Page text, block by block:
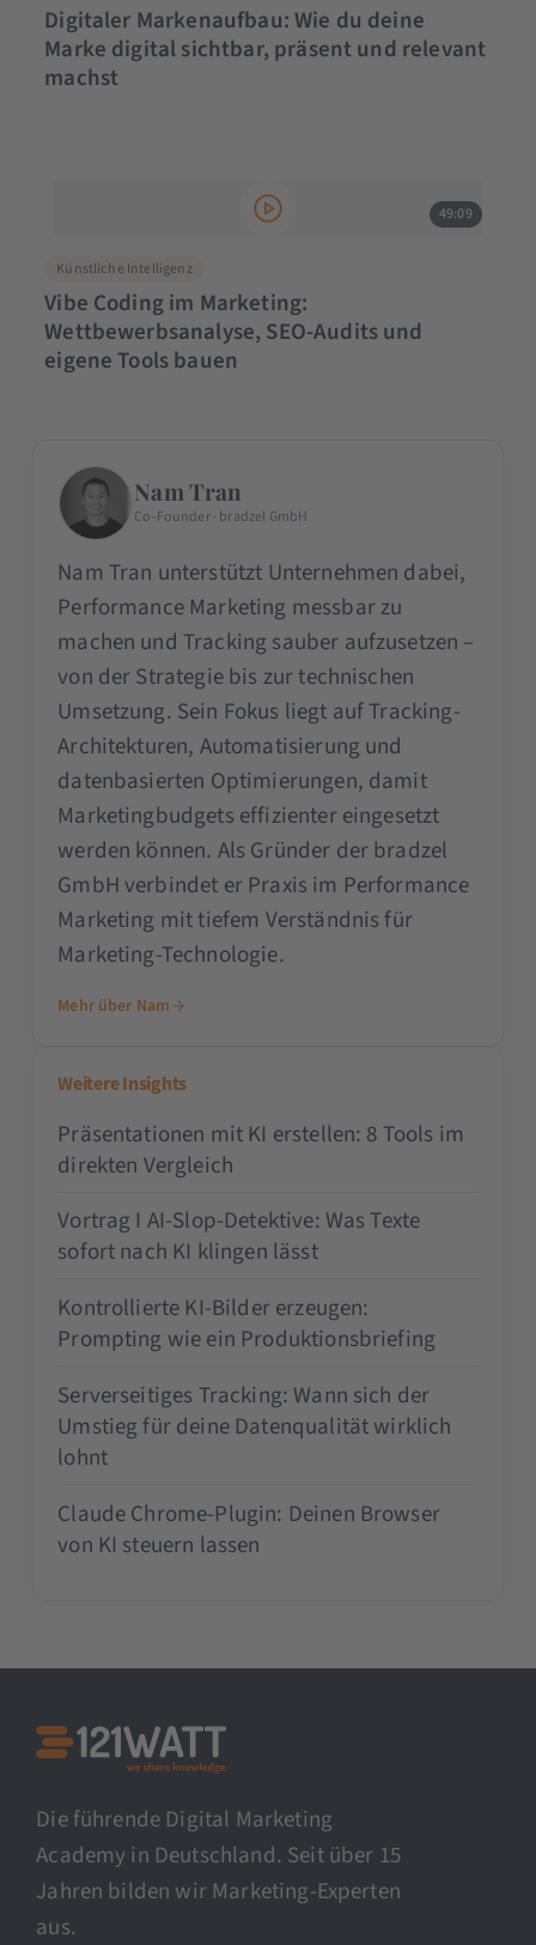
Digitaler Markenaufbau: Wie du deine
Marke digital sichtbar, präsent und relevant
machst
49:09
Künstliche Intelligenz
Vibe Coding im Marketing:
Wettbewerbsanalyse, SEO-Audits und
eigene Tools bauen
Nam Tran
Co-Founder · bradzel GmbH
Nam Tran unterstützt Unternehmen dabei,
Performance Marketing messbar zu
machen und Tracking sauber aufzusetzen –
von der Strategie bis zur technischen
Umsetzung. Sein Fokus liegt auf Tracking-
Architekturen, Automatisierung und
datenbasierten Optimierungen, damit
Marketingbudgets effizienter eingesetzt
werden können. Als Gründer der bradzel
GmbH verbindet er Praxis im Performance
Marketing mit tiefem Verständnis für
Marketing-Technologie.
Mehr über Nam
Weitere Insights
Präsentationen mit KI erstellen: 8 Tools im
direkten Vergleich
Vortrag I AI-Slop-Detektive: Was Texte
sofort nach KI klingen lässt
Kontrollierte KI-Bilder erzeugen:
Prompting wie ein Produktionsbriefing
Serverseitiges Tracking: Wann sich der
Umstieg für deine Datenqualität wirklich
lohnt
Claude Chrome-Plugin: Deinen Browser
von KI steuern lassen
Die führende Digital Marketing
Academy in Deutschland. Seit über 15
Jahren bilden wir Marketing-Experten
aus.